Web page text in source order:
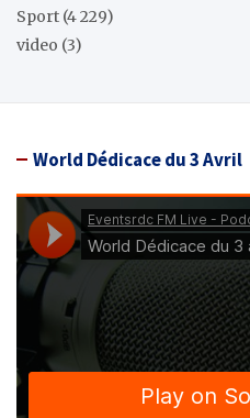
Sport (4 229)
video (3)
World Dédicace du 3 Avril